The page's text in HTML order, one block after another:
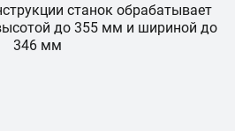
станок обрабатывает
до 355 мм и шириной до
346 мм